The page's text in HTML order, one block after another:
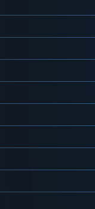
Protezione Civile
Sostenibilità
Privacy
Archivio News